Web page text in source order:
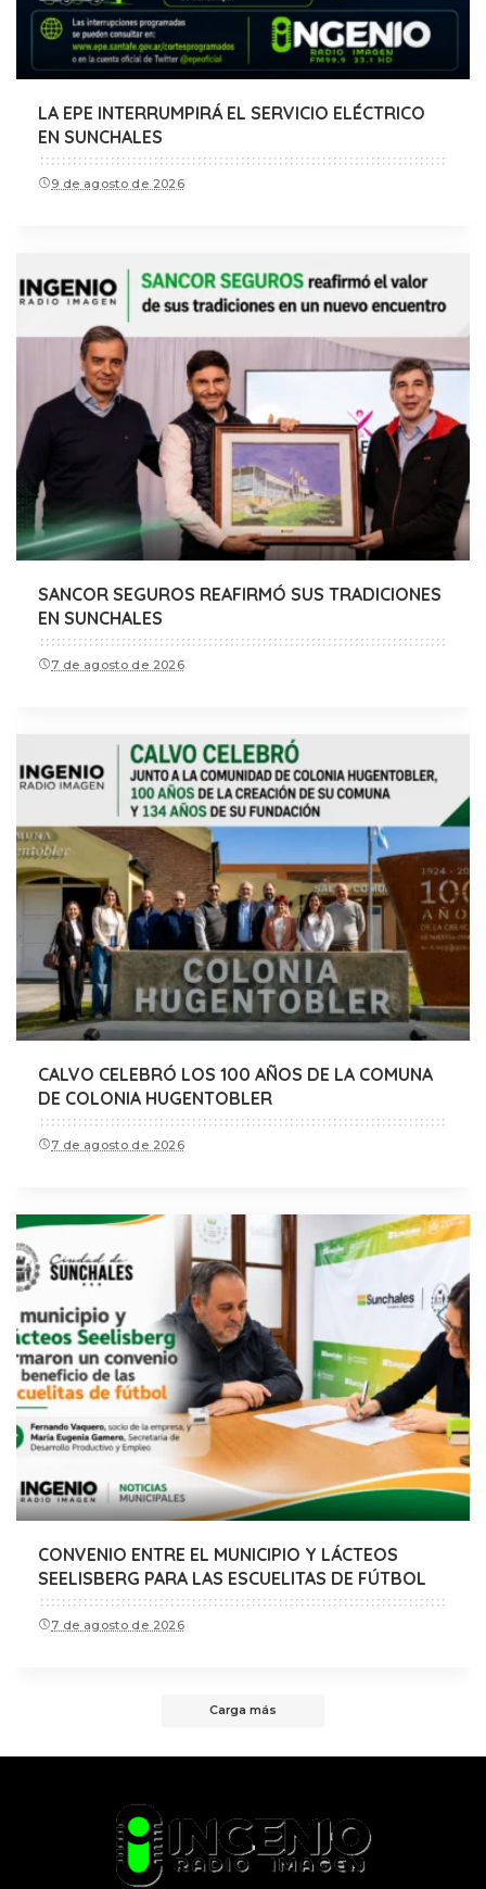
LA EPE INTERRUMPIRÁ EL SERVICIO ELÉCTRICO
EN SUNCHALES
9 de agosto de 2026
SANCOR SEGUROS REAFIRMÓ SUS TRADICIONES
EN SUNCHALES
7 de agosto de 2026
CALVO CELEBRÓ LOS 100 AÑOS DE LA COMUNA
DE COLONIA HUGENTOBLER
7 de agosto de 2026
CONVENIO ENTRE EL MUNICIPIO Y LÁCTEOS
SEELISBERG PARA LAS ESCUELITAS DE FÚTBOL
7 de agosto de 2026
Carga más